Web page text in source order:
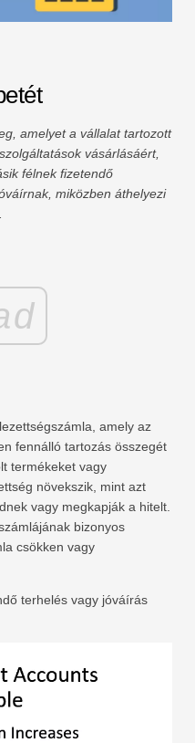
amelyet a vállalat tartozott
vásárlásáért,
félnek fizetendő
miközben áthelyezi
amely az
fennálló tartozás összegét
termékeket vagy
növekszik, mint azt
vagy megkapják a hitelt.
bizonyos
csökken vagy
terhelés vagy jóváírás